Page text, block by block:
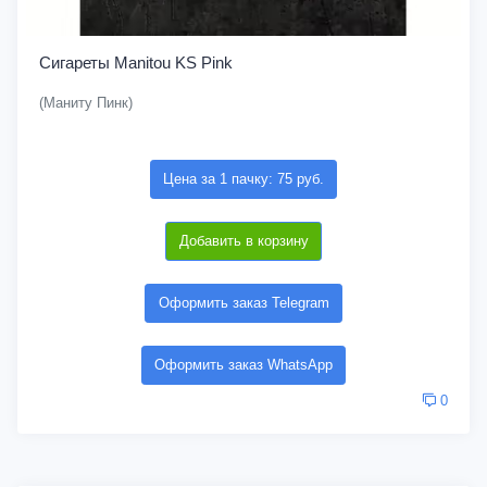
Сигареты Manitou KS Pink
(Маниту Пинк)
Цена за 1 пачку: 75 руб.
Добавить в корзину
Оформить заказ Telegram
Оформить заказ WhatsApp
0